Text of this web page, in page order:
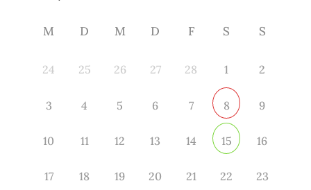
M D M D F S S
24 25 26 27 28 1 2
3 4 5 6 7 8 9
10 11 12 13 14 15 16
17 18 19 20 21 22 23